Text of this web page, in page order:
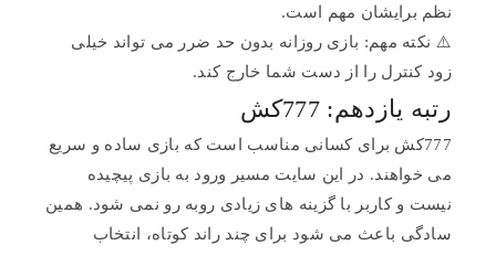
نظم برایشان مهم است.
⚠️ نکته مهم: بازی روزانه بدون حد ضرر می تواند خیلی
زود کنترل را از دست شما خارج کند.
رتبه یازدهم: 777کش
777کش برای کسانی مناسب است که بازی ساده و سریع
می خواهند. در این سایت مسیر ورود به بازی پیچیده
نیست و کاربر با گزینه های زیادی روبه رو نمی شود. همین
سادگی باعث می شود برای چند راند کوتاه، انتخاب